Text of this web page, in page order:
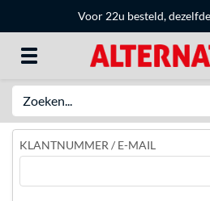
Voor 22u besteld,
KLANTNUMMER / E-MAIL